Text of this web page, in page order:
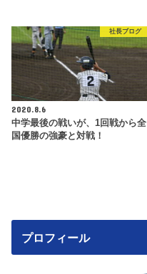
社長ブログ
2020.8.6
中学最後の戦いが、1回戦から全
国優勝の強豪と対戦！
プロフィール